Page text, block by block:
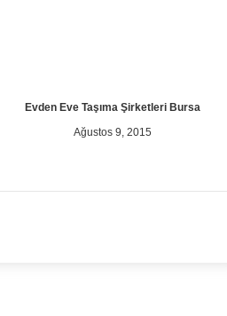
Evden Eve Taşıma Şirketleri Bursa
Ağustos 9, 2015